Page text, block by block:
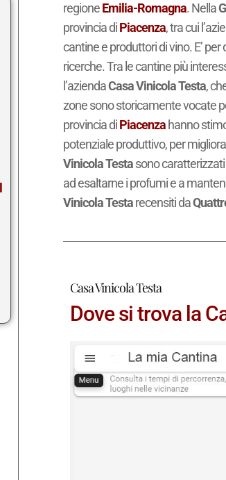
regioneEmilia-Romagna. Nella
provincia diPiacenza, tra cui
cantine e produttori di vino. E’
ricerche. Tra le cantine più
l’aziendaCasa Vinicola Testa,
zone sono storicamente vocate
provincia diPiacenza hanno
potenziale produttivo, per
Vinicola Testasono
ad esaltarne i profumi e a
Vinicola Testarecensiti da
Casa Vinicola Testa
Dove si trova la